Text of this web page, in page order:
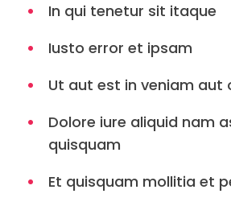
In qui tenetur sit itaque
Iusto error et ipsam
Ut aut est in veniam aut
Dolore iure aliquid nam
quisquam
Et quisquam mollitia et